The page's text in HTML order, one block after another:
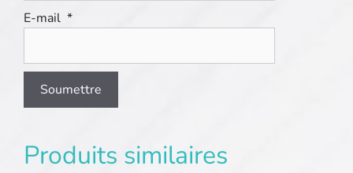
E-mail *
Produits similaires